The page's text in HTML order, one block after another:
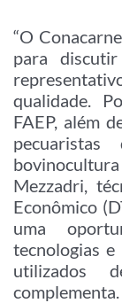
“O
para
qualidade.
FAEP, além
Mezzadri,
Econômico
uma
tecnologias
utilizados
complementa.